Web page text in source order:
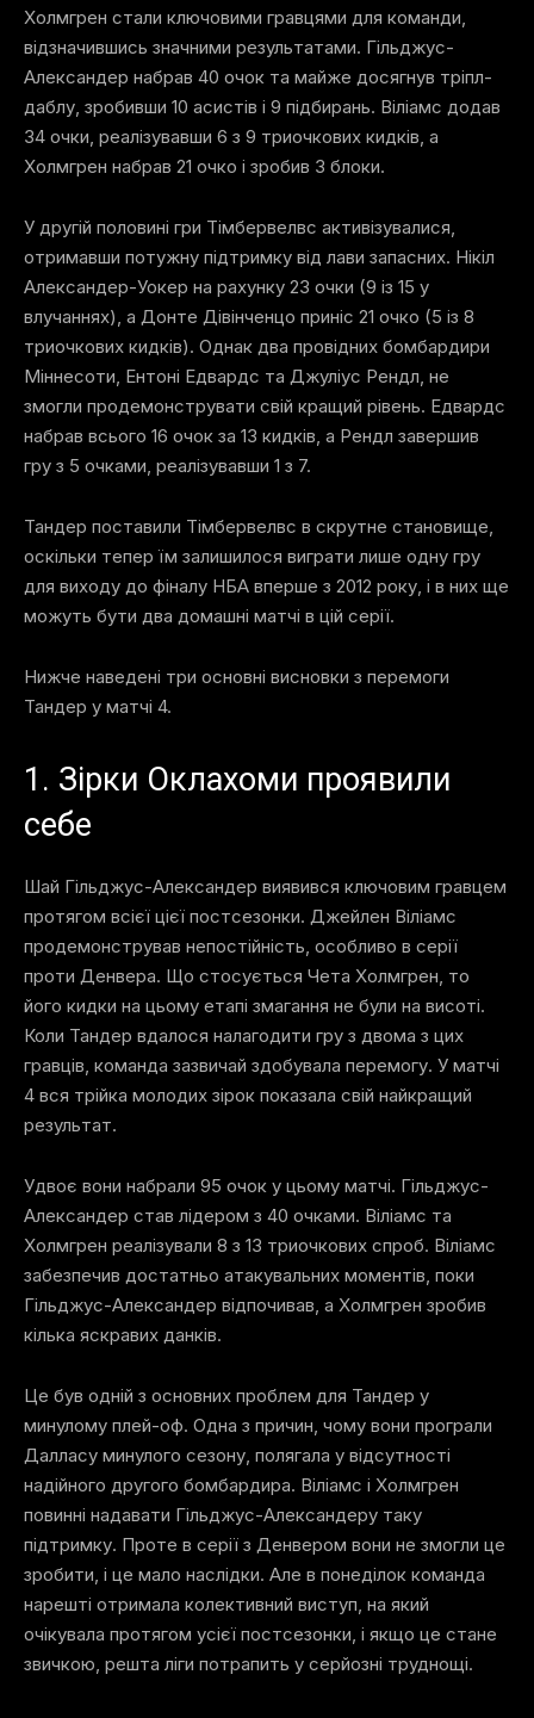
Холмгрен стали ключовими гравцями для команди,
відзначившись значними результатами. Гільджус-
Александер набрав 40 очок та майже досягнув тріпл-
даблу, зробивши 10 асистів і 9 підбирань. Віліамс додав
34 очки, реалізувавши 6 з 9 триочкових кидків, а
Холмгрен набрав 21 очко і зробив 3 блоки.
У другій половині гри Тімбервелвс активізувалися,
отримавши потужну підтримку від лави запасних. Нікіл
Александер-Уокер на рахунку 23 очки (9 із 15 у
влучаннях), а Донте Дівінченцо приніс 21 очко (5 із 8
триочкових кидків). Однак два провідних бомбардири
Міннесоти, Ентоні Едвардс та Джуліус Рендл, не
змогли продемонструвати свій кращий рівень. Едвардс
набрав всього 16 очок за 13 кидків, а Рендл завершив
гру з 5 очками, реалізувавши 1 з 7.
Тандер поставили Тімбервелвс в скрутне становище,
оскільки тепер їм залишилося виграти лише одну гру
для виходу до фіналу НБА вперше з 2012 року, і в них ще
можуть бути два домашні матчі в цій серії.
Нижче наведені три основні висновки з перемоги
Тандер у матчі 4.
1. Зірки Оклахоми проявили
себе
Шай Гільджус-Александер виявився ключовим гравцем
протягом всієї цієї постсезонки. Джейлен Віліамс
продемонстрував непостійність, особливо в серії
проти Денвера. Що стосується Чета Холмгрен, то
його кидки на цьому етапі змагання не були на висоті.
Коли Тандер вдалося налагодити гру з двома з цих
гравців, команда зазвичай здобувала перемогу. У матчі
4 вся трійка молодих зірок показала свій найкращий
результат.
Удвоє вони набрали 95 очок у цьому матчі. Гільджус-
Александер став лідером з 40 очками. Віліамс та
Холмгрен реалізували 8 з 13 триочкових спроб. Віліамс
забезпечив достатньо атакувальних моментів, поки
Гільджус-Александер відпочивав, а Холмгрен зробив
кілька яскравих данків.
Це був одній з основних проблем для Тандер у
минулому плей-оф. Одна з причин, чому вони програли
Далласу минулого сезону, полягала у відсутності
надійного другого бомбардира. Віліамс і Холмгрен
повинні надавати Гільджус-Александеру таку
підтримку. Проте в серії з Денвером вони не змогли це
зробити, і це мало наслідки. Але в понеділок команда
нарешті отримала колективний виступ, на який
очікувала протягом усієї постсезонки, і якщо це стане
звичкою, решта ліги потрапить у серйозні труднощі.